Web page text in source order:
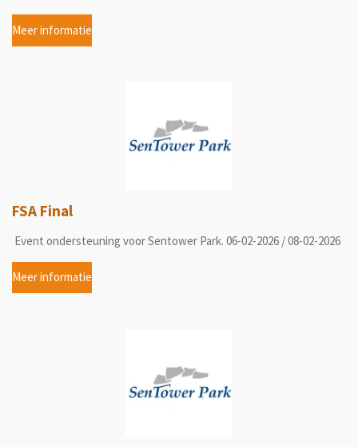
Meer informatie
FSA Final
Event ondersteuning voor Sentower Park. 06-02-2026 / 08-02-2026
Meer informatie